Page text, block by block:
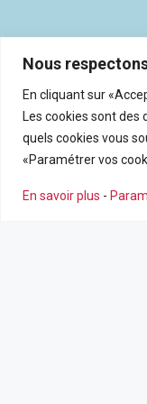
Nous
En cliquant sur
Les cookies sont des
quels cookies vous
«Paramétrer vos
En savoir plus -